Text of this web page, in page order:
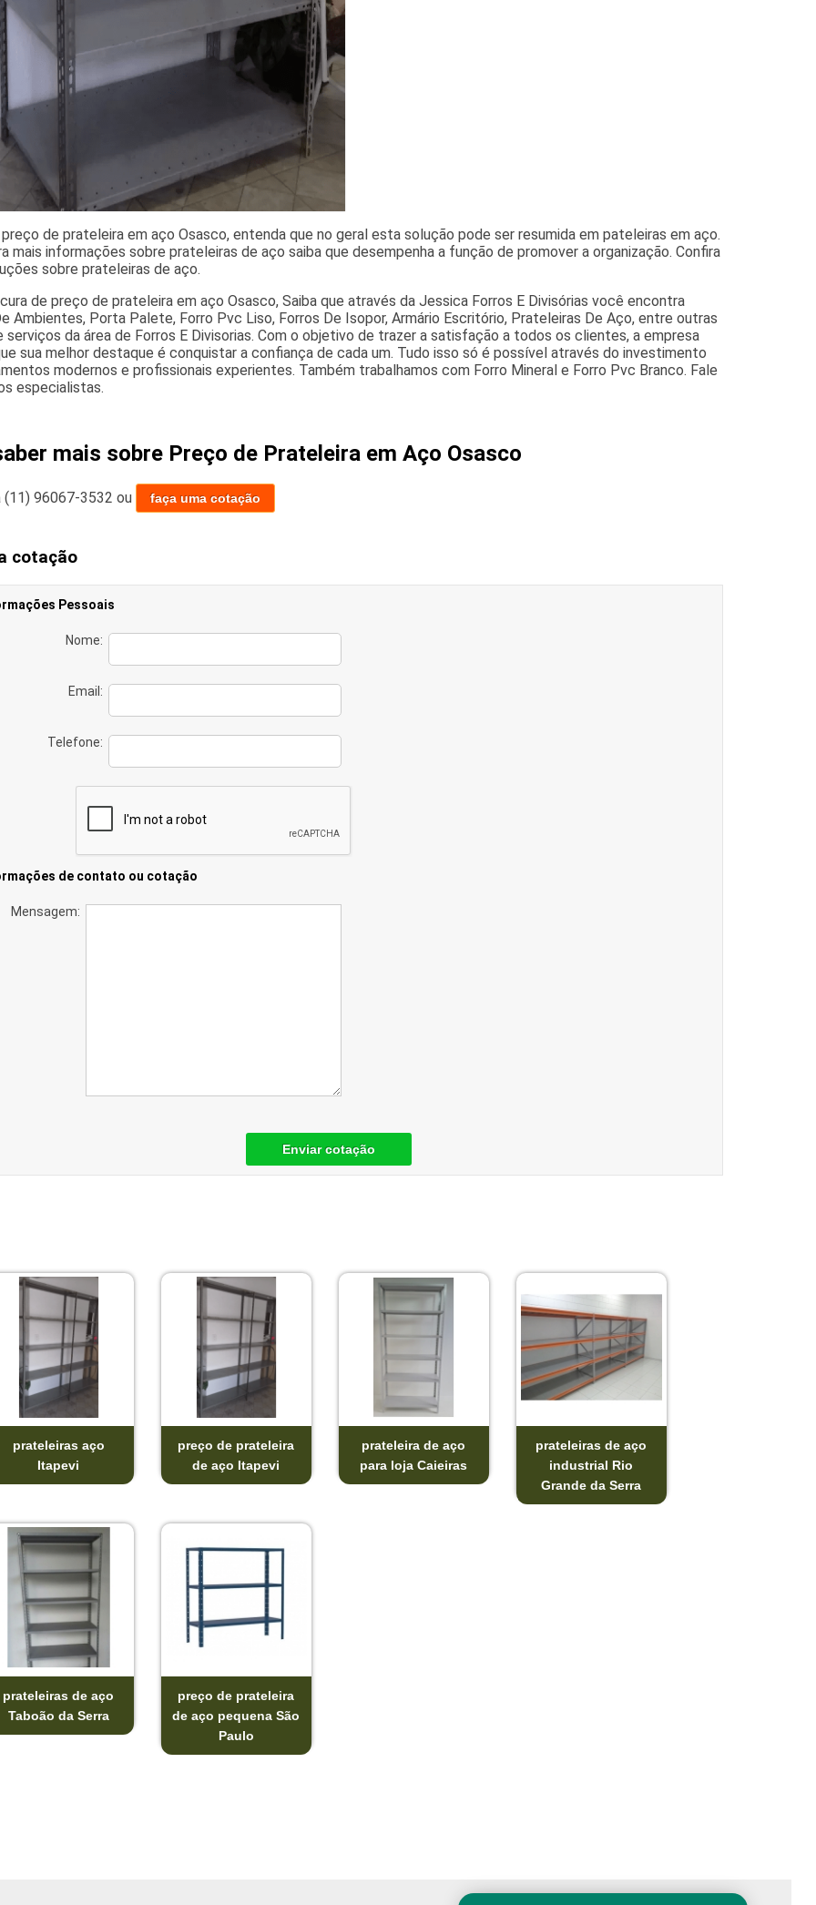
de prateleira em aço Osasco, entenda que no geral esta solução pode ser resumida em pateleiras em aço.
mais informações sobre prateleiras de aço saiba que desempenha a função de promover a organização. Confira
sobre prateleiras de aço.
de preço de prateleira em aço Osasco, Saiba que através da Jessica Forros E Divisórias você encontra
Ambientes, Porta Palete, Forro Pvc Liso, Forros De Isopor, Armário Escritório, Prateleiras De Aço, entre outras
serviços da área de Forros E Divisorias. Com o objetivo de trazer a satisfação a todos os clientes, a empresa
sua melhor destaque é conquistar a confiança de cada um. Tudo isso só é possível através do investimento
modernos e profissionais experientes. Também trabalhamos com Forro Mineral e Forro Pvc Branco. Fale
especialistas.
mais sobre Preço de Prateleira em Aço Osasco
(11) 96067-3532 ou faça uma cotação
cotação
Pessoais
Nome:
Email:
Telefone:
de contato ou cotação
Mensagem:
Enviar cotação
prateleiras aço
Itapevi
preço de prateleira
de aço Itapevi
prateleira de aço
para loja Caieiras
prateleiras de aço
industrial Rio
Grande da Serra
prateleiras de aço
Taboão da Serra
preço de prateleira
de aço pequena São
Paulo